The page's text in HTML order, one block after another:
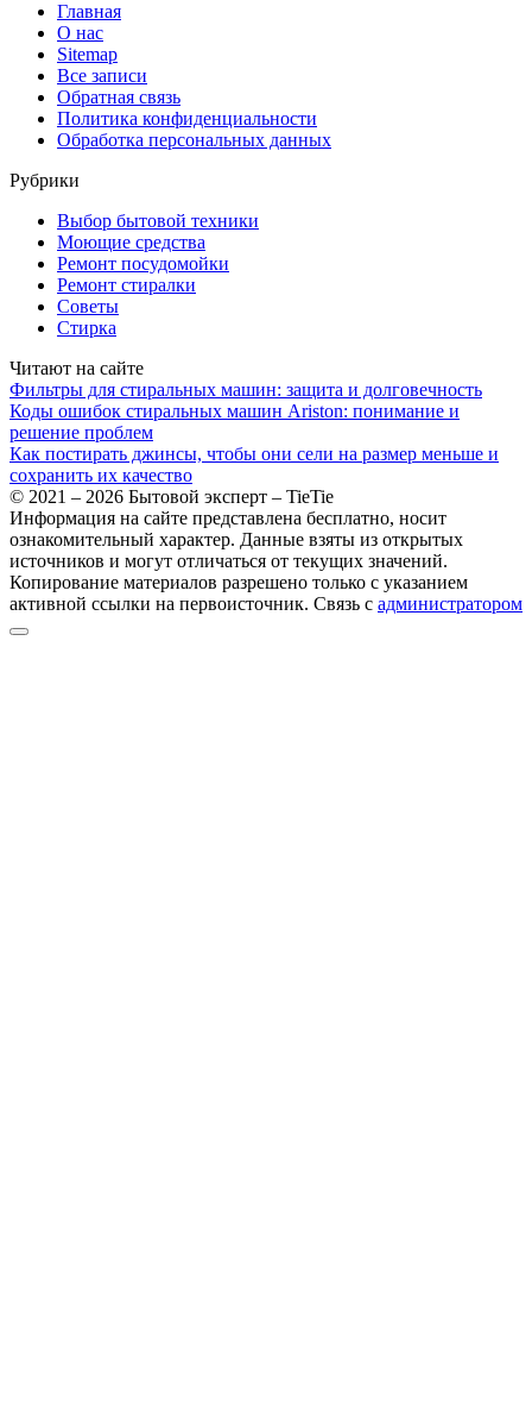
Главная
О нас
Sitemap
Все записи
Обратная связь
Политика конфиденциальности
Обработка персональных данных
Рубрики
Выбор бытовой техники
Моющие средства
Ремонт посудомойки
Ремонт стиралки
Советы
Стирка
Читают на сайте
Фильтры для стиральных машин: защита и долговечность
Коды ошибок стиральных машин Ariston: понимание и
решение проблем
Как постирать джинсы, чтобы они сели на размер меньше и
сохранить их качество
© 2021 – 2026 Бытовой эксперт – TieTie
Информация на сайте представлена бесплатно, носит
ознакомительный характер. Данные взяты из открытых
источников и могут отличаться от текущих значений.
Копирование материалов разрешено только с указанием
активной ссылки на первоисточник. Cвязь с администратором